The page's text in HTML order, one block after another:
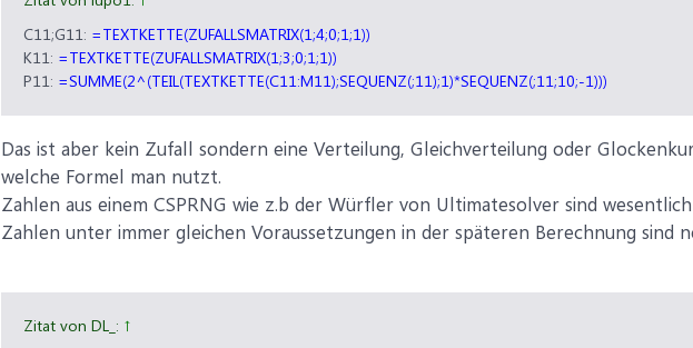
C11;G11: =TEXTKETTE(ZUFALLSMATRIX(1;4;0;1;1))
K11: =TEXTKETTE(ZUFALLSMATRIX(1;3;0;1;1))
P11: =SUMME(2^(TEIL(TEXTKETTE(C11:M11);SEQUENZ(;11);1)*SEQUENZ(;11;10;-1)))
Das ist aber kein Zufall sondern eine Verteilung, Gleichverteilung oder
welche Formel man nutzt.
Zahlen aus einem CSPRNG wie z.b der Würfler von Ultimatesolver sind
Zahlen unter immer gleichen Voraussetzungen in der späteren Berechnung sind
Zitat von DL_: ↑